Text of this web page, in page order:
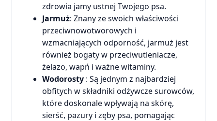
zdrowia jamy ustnej Twojego psa.
Jarmuż: Znany ze swoich właściwości
przeciwnowotworowych i
wzmacniających odporność, jarmuż jest
również bogaty w przeciwutleniacze,
żelazo, wapń i ważne witaminy.
Wodorosty : Są jednym z najbardziej
obfitych w składniki odżywcze surowców,
które doskonale wpływają na skórę,
sierść, pazury i zęby psa, pomagając